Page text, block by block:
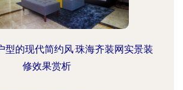
型的现代简约风·珠海齐装网实景装
修效果赏析